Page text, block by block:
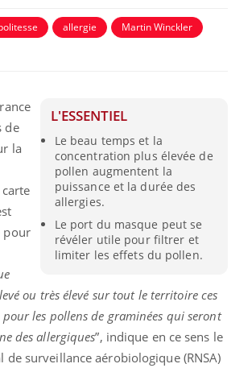
allergie
Martin Winckler
L'ESSENTIEL
Le beau temps et la
concentration plus élevée de
pollen augmentent la
puissance et la durée des
allergies.
Le port du masque peut se
révéler utile pour filtrer et
limiter les effets du pollen.
de
la
pour
ou très élevé sur tout le territoire ces
les pollens de graminées qui seront
des allergiques”, indique en ce sens le
de surveillance aérobiologique (RNSA)